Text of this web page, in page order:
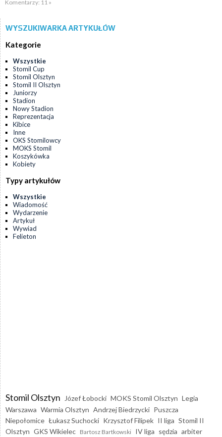
Komentarzy: 11 »
WYSZUKIWARKA ARTYKUŁÓW
Kategorie
Wszystkie
Stomil Cup
Stomil Olsztyn
Stomil II Olsztyn
Juniorzy
Stadion
Nowy Stadion
Reprezentacja
Kibice
Inne
OKS Stomilowcy
MOKS Stomil
Koszykówka
Kobiety
Typy artykułów
Wszystkie
Wiadomość
Wydarzenie
Artykuł
Wywiad
Felieton
Stomil Olsztyn Józef Łobocki MOKS Stomil Olsztyn Legia
Warszawa Warmia Olsztyn Andrzej Biedrzycki Puszcza
Niepołomice Łukasz Suchocki Krzysztof Filipek II liga Stomil II
Olsztyn GKS Wikielec Bartosz Bartkowski IV liga sędzia arbiter